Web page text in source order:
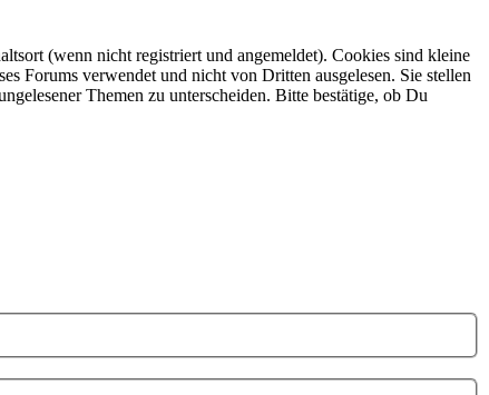
(wenn nicht registriert und angemeldet). Cookies sind kleine
Forums verwendet und nicht von Dritten ausgelesen. Sie stellen
Themen zu unterscheiden. Bitte bestätige, ob Du